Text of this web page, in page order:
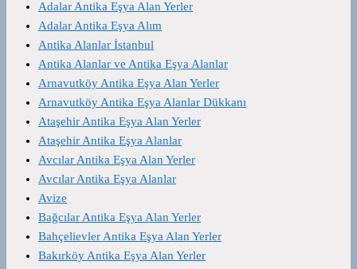
Adalar Antika Eşya Alan Yerler
Adalar Antika Eşya Alım
Antika Alanlar İstanbul
Antika Alanlar ve Antika Eşya Alanlar
Arnavutköy Antika Eşya Alan Yerler
Arnavutköy Antika Eşya Alanlar Dükkanı
Ataşehir Antika Eşya Alan Yerler
Ataşehir Antika Eşya Alanlar
Avcılar Antika Eşya Alan Yerler
Avcılar Antika Eşya Alanlar
Avize
Bağcılar Antika Eşya Alan Yerler
Bahçelievler Antika Eşya Alan Yerler
Bakırköy Antika Eşya Alan Yerler